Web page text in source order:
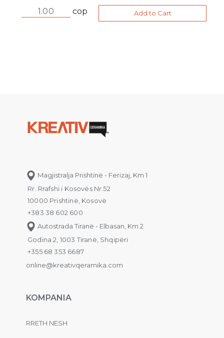
cop
Add to Cart
Magjistralja Prishtinë - Ferizaj, Km 1
Rr. Rrafshi i Kosovës Nr.52
10000 Prishtinë, Kosovë
+383 38 602 600
Autostrada Tiranë - Elbasan, Km 2
Godina 2, 1003 Tiranë, Shqipëri
+355 68 353 6687
online@kreativqeramika.com
KOMPANIA
RRETH NESH